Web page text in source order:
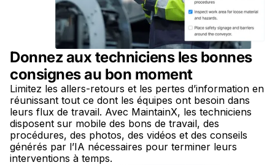
Donnez aux techniciens les bonnes
consignes au bon moment
Limitez les allers-retours et les pertes d’information en
réunissant tout ce dont les équipes ont besoin dans
leurs flux de travail. Avec MaintainX, les techniciens
disposent sur mobile des bons de travail, des
procédures, des photos, des vidéos et des conseils
générés par l’IA nécessaires pour terminer leurs
interventions à temps.